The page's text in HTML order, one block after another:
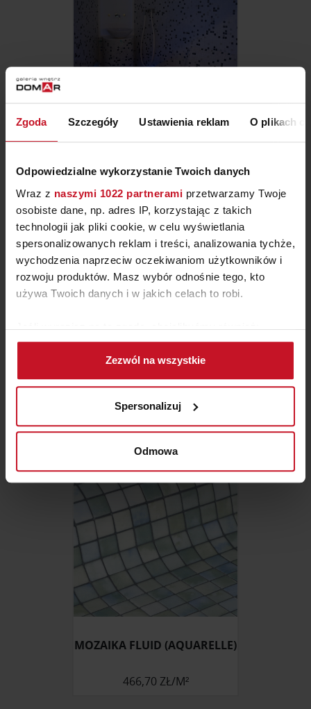
Zgoda Szczegóły Ustawienia reklam O plikach
Odpowiedzialne wykorzystanie Twoich danych
Wraz z naszymi 1022 partnerami przetwarzamy Twoje
osobiste dane, np. adres IP, korzystając z takich
technologii jak pliki cookie, w celu wyświetlania
spersonalizowanych reklam i treści, analizowania tychże,
wychodzenia naprzeciw oczekiwaniom użytkowników i
rozwoju produktów. Masz wybór odnośnie tego, kto
używa Twoich danych i w jakich celach to robi.
Jeśli wyrazisz na to zgodę, chcielibyśmy również:
Gromadzić dane dotyczące Twojej lokalizacji
geograficznej z dokładnością nawet do kilku metrów
Identyfikować Twoje urządzenie, aktywnie
(fingerprinting, czyli wirtualny odcisk palca)
Dowiedz się więcej odnośnie tego, jak Twoje osobiste
dane są przetwarzane oraz ustaw własne preferencje w
zmienić lub wycofać swoją zgodę w dowolnej chwili.
Wykorzystujemy pliki cookie do spersonalizowania treści
i reklam, aby oferować funkcje społecznościowe i
analizować ruch w naszej witrynie. Informacje o tym, jak
korzystasz z naszej witryny, udostępniamy partnerom
społecznościowym, reklamowym i analitycznym.
Partnerzy mogą połączyć te informacje z innymi danymi
otrzymanymi od Ciebie lub uzyskanymi podczas
Zezwól na wszystkie
Spersonalizuj
Odmowa
ŁAŹNIA PAROWA NA WYMIAR
MOZAIKA 2509-C (NIEBLA)
271,91 ZŁ/M²
MOZAIKA FLUID (AQUARELLE)
466,70 ZŁ/M²